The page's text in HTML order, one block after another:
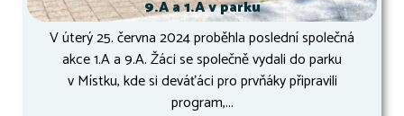
9.A a 1.A v parku
V úterý 25. června 2024 proběhla poslední společná
akce 1.A a 9.A. Žáci se společně vydali do parku
v Místku, kde si deváťáci pro prvňáky připravili
program,...